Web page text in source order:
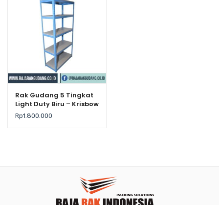
Rak Gudang 5 Tingkat
Light Duty Biru – Krisbow
Rp1.800.000